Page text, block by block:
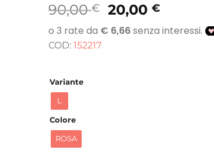
90,00€
Il
prezzo
originale
20,00€
prezzo
attuale
COD: 152217
Variante
L
Colore
ROSA